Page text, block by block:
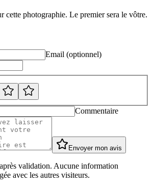
cette photographie. Le premier sera le vôtre.
Email (optionnel)
Commentaire
Envoyer mon avis
validation. Aucune information
avec les autres visiteurs.